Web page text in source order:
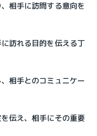
相手に訪問する意向を
訪れる目的を伝える丁
相手とのコミュニケー
伝え、相手にその重要